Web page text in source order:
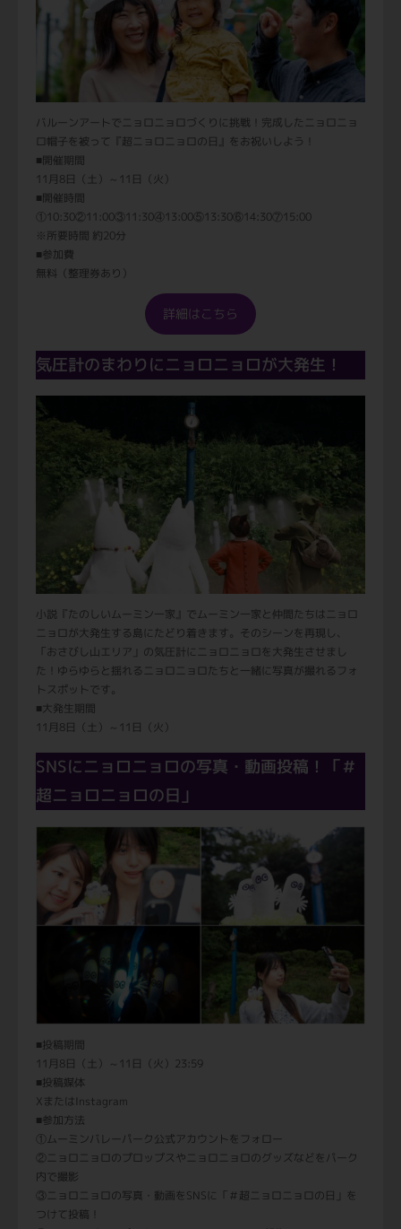
バルーンアートでニョロニョロづくりに挑戦！完成したニョロニョ
ロ帽子を被って『超ニョロニョロの日』をお祝いしよう！
■開催期間
11月8日（土）～11日（火）
■開催時間
①10:30②11:00③11:30④13:00⑤13:30⑥14:30⑦15:00
※所要時間 約20分
■参加費
無料（整理券あり）
詳細はこちら
気圧計のまわりにニョロニョロが大発生！
小説『たのしいムーミン一家』でムーミン一家と仲間たちはニョロ
ニョロが大発生する島にたどり着きます。そのシーンを再現し、
「おさびし山エリア」の気圧計にニョロニョロを大発生させまし
た！ゆらゆらと揺れるニョロニョロたちと一緒に写真が撮れるフォ
トスポットです。
■大発生期間
11月8日（土）～11日（火）
SNSにニョロニョロの写真・動画投稿！「＃
超ニョロニョロの日」
■投稿期間
11月8日（土）～11日（火）23:59
■投稿媒体
XまたはInstagram
■参加方法
①ムーミンバレーパーク公式アカウントをフォロー
②ニョロニョロのプロップスやニョロニョロのグッズなどをパーク
内で撮影
③ニョロニョロの写真・動画をSNSに「＃超ニョロニョロの日」を
つけて投稿！